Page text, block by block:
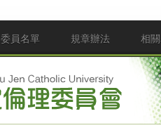
委員名單 規章辦法 相